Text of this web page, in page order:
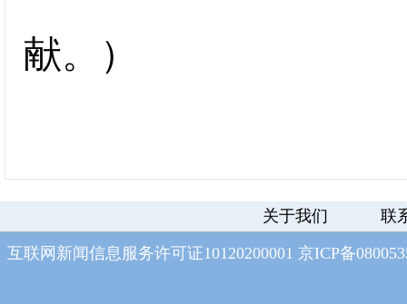
献。）
关于我们 联
互联网新闻信息服务许可证10120200001 京ICP备